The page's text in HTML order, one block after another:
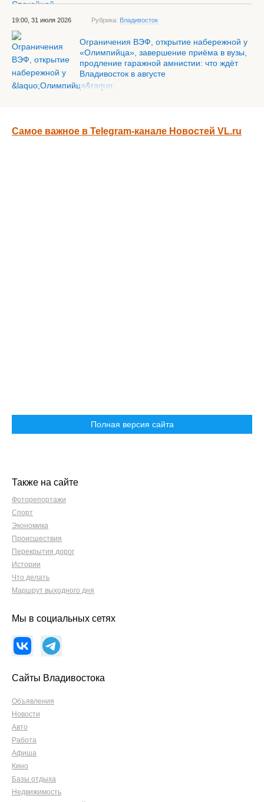
19:00, 31 июля 2026 Рубрика: Владивосток
Ограничения ВЭФ, открытие набережной у
«Олимпийца», завершение приёма в вузы,
продление гаражной амнистии: что ждёт
Владивосток в августе
Самое важное в Telegram-канале Новостей VL.ru
Полная версия сайта
Также на сайте
Фоторепортажи
Спорт
Экономика
Происшествия
Перекрытия дорог
Истории
Что делать
Маршрут выходного дня
Мы в социальных сетях
Сайты Владивостока
Объявления
Новости
Авто
Работа
Афиша
Кино
Базы отдыха
Недвижимость